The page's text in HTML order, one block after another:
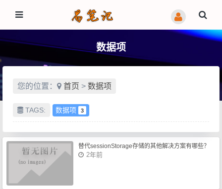
数据项
您的位置： 首页 > 数据项
TAGS: 数据项 3
替代sessionStorage存储的其他解决方案有哪些？
2年前